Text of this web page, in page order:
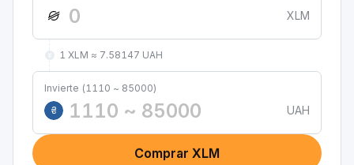
XLM
1 XLM ≈ 7.58147 UAH
Invierte (1110 ~ 85000)
₴
UAH
Comprar XLM